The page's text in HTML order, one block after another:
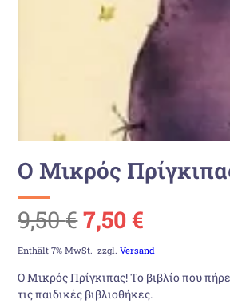
Ο Μικρός
9,50€
Preis
war:
7,50€
Preis
ist:
Enthält 7% MwSt. zzgl.Versand
Ο Μικρός Πρίγκιπας! Το βιβλίο που
τις παιδικές βιβλιοθήκες.